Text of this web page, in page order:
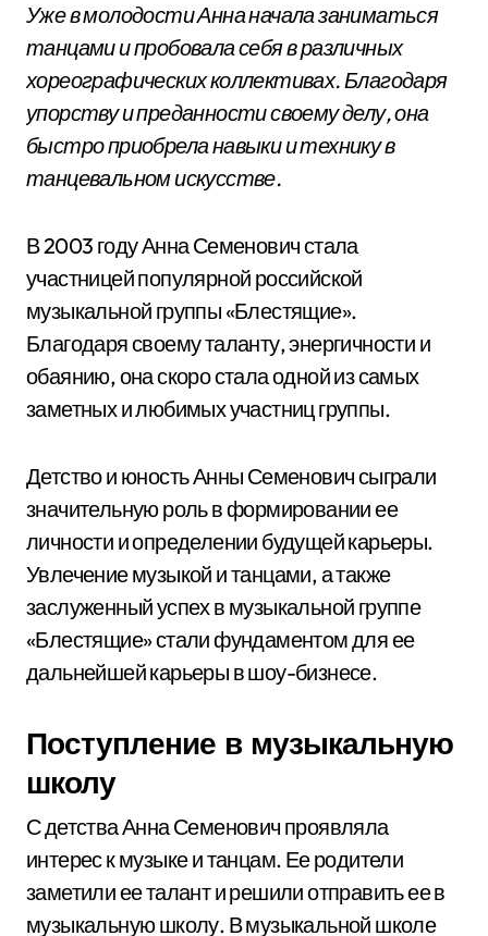
Уже в молодости Анна начала заниматься
танцами и пробовала себя в различных
хореографических коллективах. Благодаря
упорству и преданности своему делу, она
быстро приобрела навыки и технику в
танцевальном искусстве.
В 2003 году Анна Семенович стала
участницей популярной российской
музыкальной группы «Блестящие».
Благодаря своему таланту, энергичности и
обаянию, она скоро стала одной из самых
заметных и любимых участниц группы.
Детство и юность Анны Семенович сыграли
значительную роль в формировании ее
личности и определении будущей карьеры.
Увлечение музыкой и танцами, а также
заслуженный успех в музыкальной группе
«Блестящие» стали фундаментом для ее
дальнейшей карьеры в шоу-бизнесе.
Поступление в музыкальную
школу
С детства Анна Семенович проявляла
интерес к музыке и танцам. Ее родители
заметили ее талант и решили отправить ее в
музыкальную школу. В музыкальной школе